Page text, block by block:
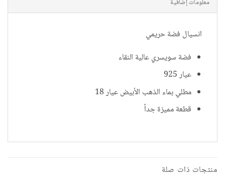
معلومات إضافية
انسيال فضة حريمي
فضة سويسري عالية النقاء
عيار 925
مطلي بماء الذهب الأبيض عيار 18
قطعة مميزة جداً
منتجات ذات صلة